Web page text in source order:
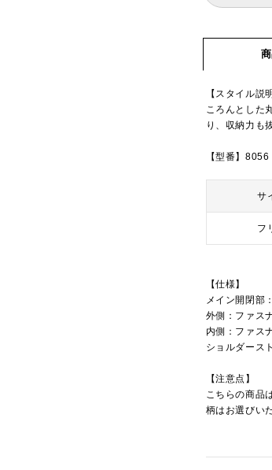
【スタイル説
ころんとした
り、収納力も
【型番】
サ
フ
【仕様】
メイン開閉部
外側：ファス
内側：ファス
ショルダース
【注意点】
こちらの商品
柄はお選びい